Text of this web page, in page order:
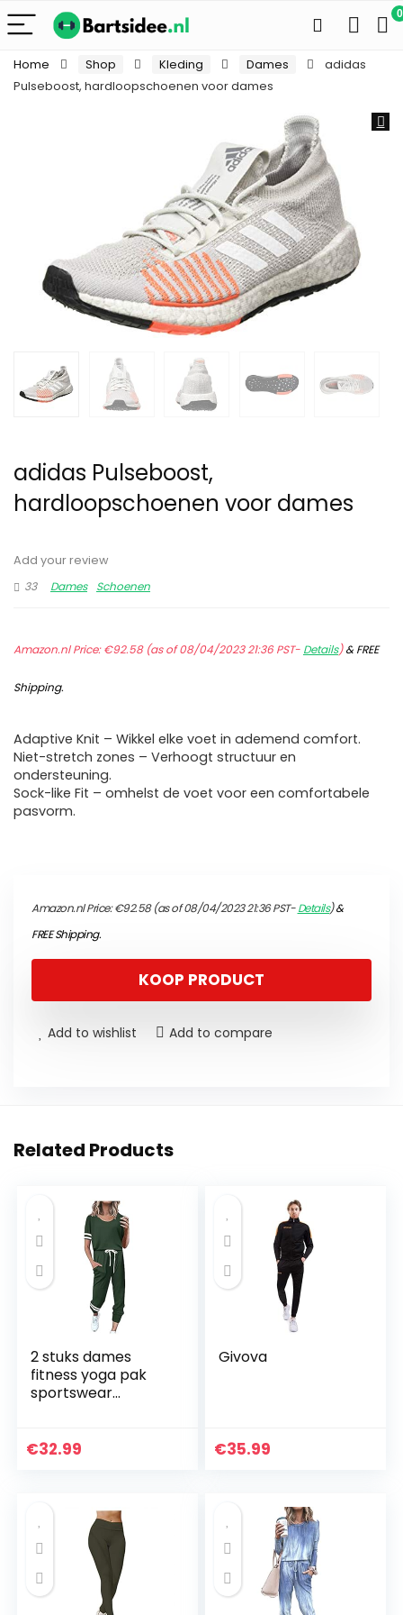
0
Home Shop Kleding Dames
adidas
Pulseboost, hardloopschoenen voor dames
adidas Pulseboost,
hardloopschoenen voor dames
Add your review
33
Dames Schoenen
Amazon.nl Price:€92.58(as of 08/04/2023 21:36 PST- Details)&FREE
Shipping.
Adaptive Knit – Wikkel elke voet in ademend comfort.
Niet-stretch zones – Verhoogt structuur en
ondersteuning.
Sock-like Fit – omhelst de voet voor een comfortabele
pasvorm.
Amazon.nl Price:€92.58(as of 08/04/2023 21:36 PST-Details)&
FREE Shipping.
KOOP PRODUCT
Add to wishlist Add to compare
Related Products
2 stuks dames
fitness yoga pak
sportswear
gym push-up
€32.99
Givova
€35.99